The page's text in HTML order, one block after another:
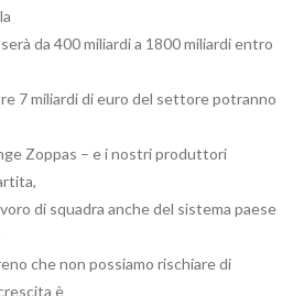
da 400 miliardi a 1800 miliardi entro
7 miliardi di euro del settore potranno
Zoppas – e i nostri produttori
di squadra anche del sistema paese
che non possiamo rischiare di
è